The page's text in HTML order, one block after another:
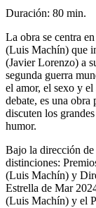
Duración: 80 min.
La obra se centra
(Luis Machín) que
(Javier Lorenzo) a
segunda guerra
el amor, el sexo y
debate, es una
discuten los
humor.
Bajo la dirección
distinciones:
(Luis Machín) y
Estrella de Mar
(Luis Machín) y el